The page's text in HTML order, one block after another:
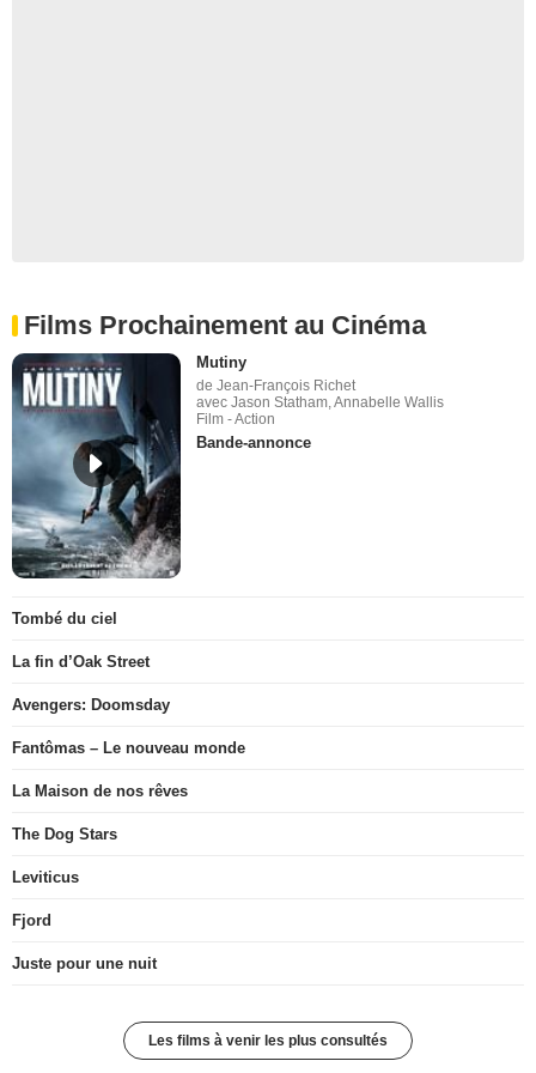
Films Prochainement au Cinéma
Mutiny
de Jean-François Richet
avec Jason Statham, Annabelle Wallis
Film - Action
Bande-annonce
Tombé du ciel
La fin d’Oak Street
Avengers: Doomsday
Fantômas – Le nouveau monde
La Maison de nos rêves
The Dog Stars
Leviticus
Fjord
Juste pour une nuit
Les films à venir les plus consultés